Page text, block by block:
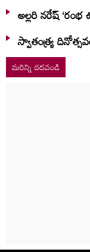
అల్లరి నరేష్
స్వాతంత్య్ర
మరిన్ని చదవండి